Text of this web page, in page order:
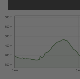
0 km 5
350 m
400 m
450 m
500 m
550 m
600 m